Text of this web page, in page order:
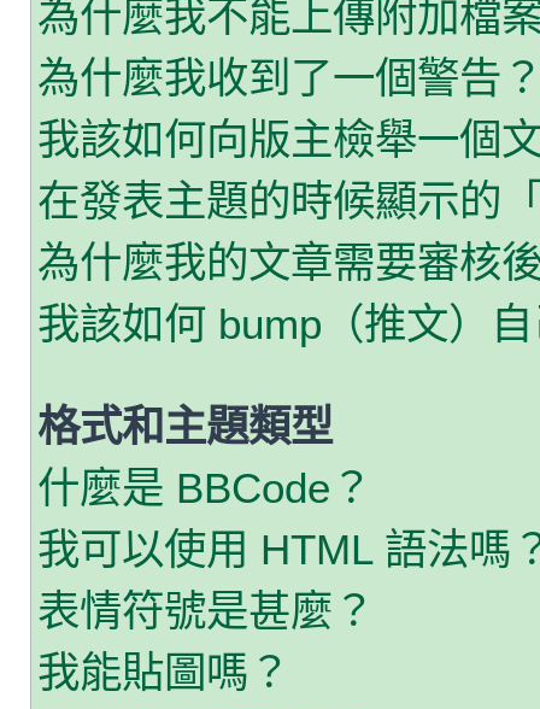
為什麼我不能上傳附加檔
為什麼我收到了一個警告
我該如何向版主檢舉一個
在發表主題的時候顯示的
為什麼我的文章需要審核
我該如何 bump（推文）
格式和主題類型
什麼是 BBCode？
我可以使用 HTML 語法嗎
表情符號是甚麼？
我能貼圖嗎？